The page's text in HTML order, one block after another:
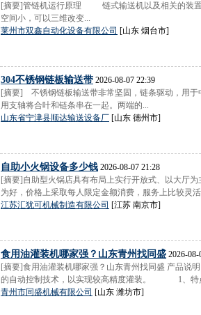
[摘要]管链机运行原理 链式输送机以及相关的装置
空间小，可以三维改变...
莱州市双鑫自动化设备有限公司 [山东 烟台市]
304不锈钢链板输送带 2026-08-07 22:39
[摘要] 不锈钢链板输送带非常坚固，链条驱动，用于
用支轴将合叶和链条串在一起。两端的...
山东省宁津县顺达输送设备厂 [山东 德州市]
自助小火锅设备多少钱 2026-08-07 21:28
[摘要]自助型火锅店具有布局上实行开放式、以大厅
为好，价格上采取每人限定金额消费，服务上比较灵
江苏汇犹可机械制造有限公司 [江苏 南京市]
食用油灌装机哪家强？山东青州找同盛 2026-08-
[摘要]食用油灌装机哪家强？山东青州找同盛 产
的自动控制技术，以实现较高精度灌装。 1、
青州市同盛机械有限公司 [山东 潍坊市]